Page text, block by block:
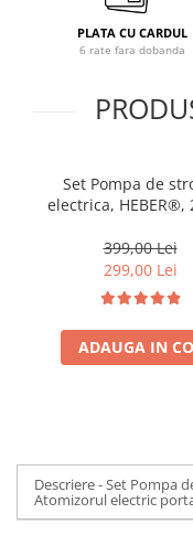
PLATA CU CARDUL
6 rate fara dobanda
Set Pompa de
electrica, HEBER®,
portabil
399,00 Lei
299,00 Lei
ADAUGA IN
Descriere - Set Pompa
Atomizorul electric